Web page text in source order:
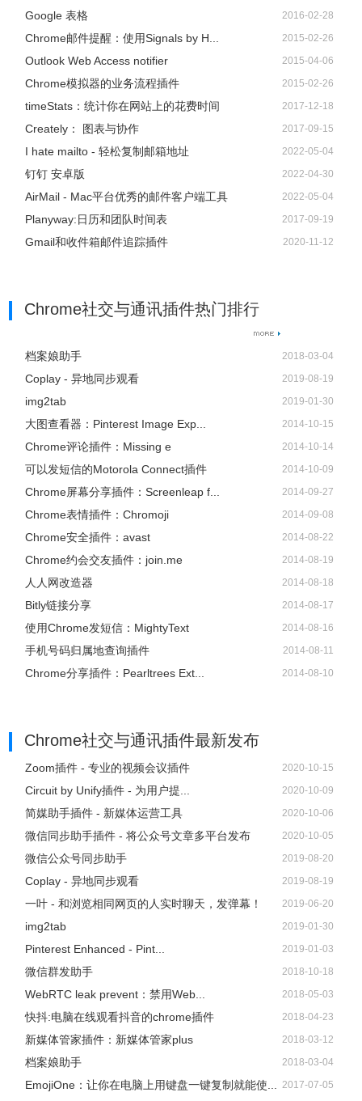
Google 表格 2016-02-28
Chrome邮件提醒：使用Signals by H... 2015-02-26
Outlook Web Access notifier 2015-04-06
Chrome模拟器的业务流程插件 2015-02-26
timeStats：统计你在网站上的花费时间 2017-12-18
Creately： 图表与协作 2017-09-15
I hate mailto - 轻松复制邮箱地址 2022-05-04
钉钉 安卓版 2022-04-30
AirMail - Mac平台优秀的邮件客户端工具 2022-05-04
Planyway:日历和团队时间表 2017-09-19
Gmail和收件箱邮件追踪插件 2020-11-12
Chrome社交与通讯插件热门排行
档案娘助手 2018-03-04
Coplay - 异地同步观看 2019-08-19
img2tab 2019-01-30
大图查看器：Pinterest Image Exp... 2014-10-15
Chrome评论插件：Missing e 2014-10-14
可以发短信的Motorola Connect插件 2014-10-09
Chrome屏幕分享插件：Screenleap f... 2014-09-27
Chrome表情插件：Chromoji 2014-09-08
Chrome安全插件：avast 2014-08-22
Chrome约会交友插件：join.me 2014-08-19
人人网改造器 2014-08-18
Bitly链接分享 2014-08-17
使用Chrome发短信：MightyText 2014-08-16
手机号码归属地查询插件 2014-08-11
Chrome分享插件：Pearltrees Ext... 2014-08-10
Chrome社交与通讯插件最新发布
Zoom插件 - 专业的视频会议插件 2020-10-15
Circuit by Unify插件 - 为用户提... 2020-10-09
简媒助手插件 - 新媒体运营工具 2020-10-06
微信同步助手插件 - 将公众号文章多平台发布 2020-10-05
微信公众号同步助手 2019-08-20
Coplay - 异地同步观看 2019-08-19
一叶 - 和浏览相同网页的人实时聊天，发弹幕！ 2019-06-20
img2tab 2019-01-30
Pinterest Enhanced - Pint... 2019-01-03
微信群发助手 2018-10-18
WebRTC leak prevent：禁用Web... 2018-05-03
快抖:电脑在线观看抖音的chrome插件 2018-04-23
新媒体管家插件：新媒体管家plus 2018-03-12
档案娘助手 2018-03-04
EmojiOne：让你在电脑上用键盘一键复制就能使... 2017-07-05